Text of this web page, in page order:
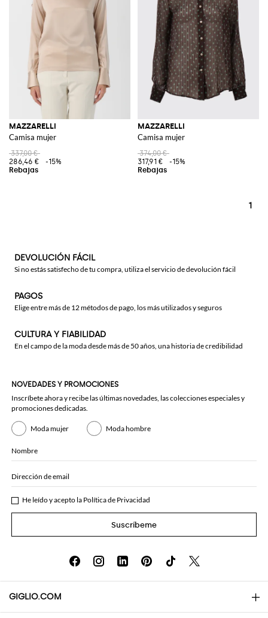
MAZZARELLI
Camisa mujer
337,00 €
286,46 €
-15%
MAZZARELLI
Camisa mujer
374,00 €
317,91 €
-15%
1
DEVOLUCIÓN FÁCIL
Si no estás satisfecho de tu compra, utiliza el servicio de devolución fácil
PAGOS
Elige entre más de 12 métodos de pago, los más utilizados y seguros
CULTURA Y FIABILIDAD
En el campo de la moda desde más de 50 años, una historia de credibilidad
NOVEDADES Y PROMOCIONES
Inscríbete ahora y recibe las últimas novedades, las colecciones especiales y
promociones dedicadas.
Moda mujer Moda hombre
Nombre
Dirección de email
He leído y acepto la Política de Privacidad
Suscríbeme
GIGLIO.COM